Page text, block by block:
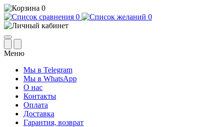
0
0
0
Меню
Мы в Telegram
Мы в WhatsApp
О нас
Контакты
Оплата
Доставка
Гарантия, возврат